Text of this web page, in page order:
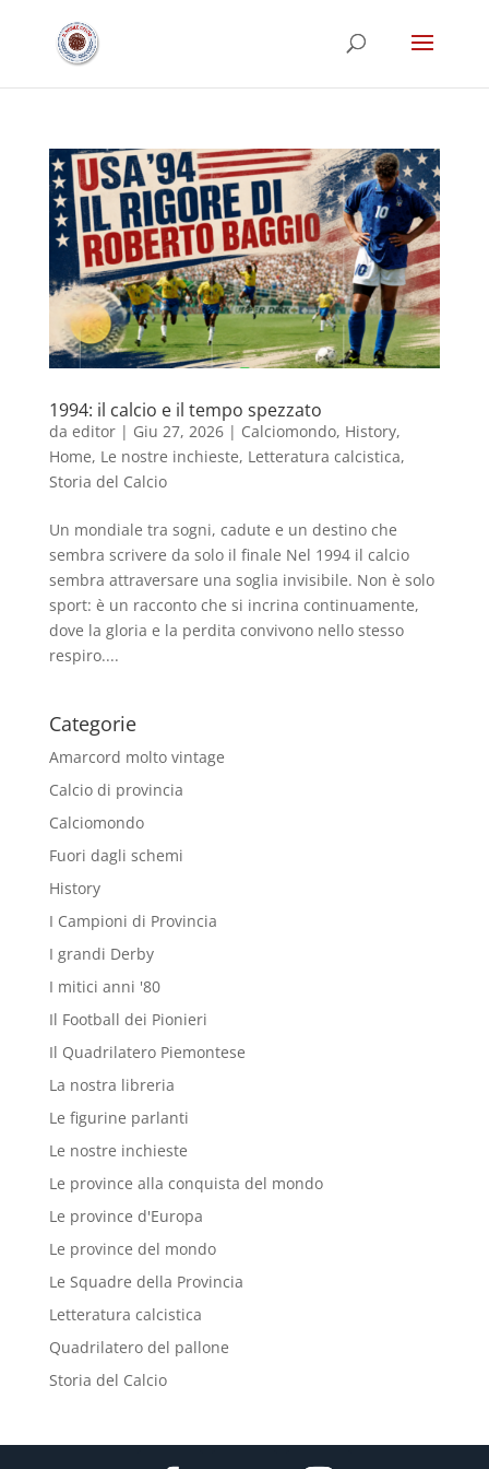
1994: il calcio e il tempo spezzato
da editor| Giu 27, 2026| Calciomondo, History,
Home, Le nostre inchieste, Letteratura calcistica,
Storia del Calcio
Un mondiale tra sogni, cadute e un destino che
sembra scrivere da solo il finale Nel 1994 il calcio
sembra attraversare una soglia invisibile. Non è solo
sport: è un racconto che si incrina continuamente,
dove la gloria e la perdita convivono nello stesso
respiro....
Categorie
Amarcord molto vintage
Calcio di provincia
Calciomondo
Fuori dagli schemi
History
I Campioni di Provincia
I grandi Derby
I mitici anni '80
Il Football dei Pionieri
Il Quadrilatero Piemontese
La nostra libreria
Le figurine parlanti
Le nostre inchieste
Le province alla conquista del mondo
Le province d'Europa
Le province del mondo
Le Squadre della Provincia
Letteratura calcistica
Quadrilatero del pallone
Storia del Calcio